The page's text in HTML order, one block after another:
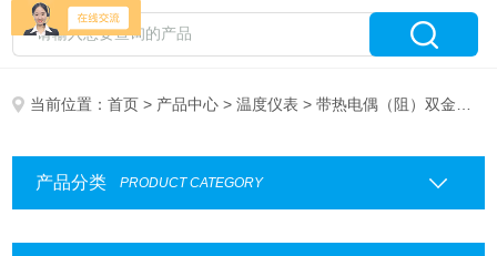
当前位置：首页 > 产品中心 >温度仪表 > 带热电偶（阻）双金属温度计
产品分类 PRODUCT CATEGORY